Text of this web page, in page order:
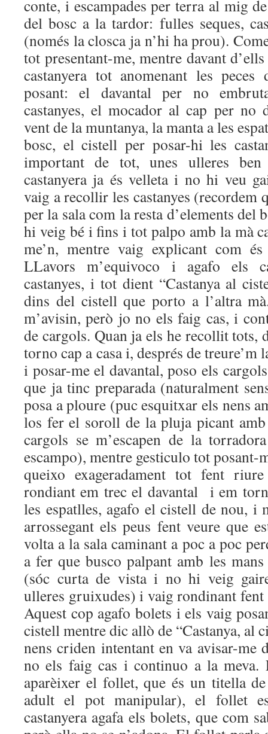
conte, i escampades per terra al mig
del bosc a la tardor: fulles seques,
(només la closca ja n’hi ha prou).
tot presentant-me, mentre davant
castanyera tot anomenant les
posant: el davantal per no
castanyes, el mocador al cap per no
vent de la muntanya, la manta a les
bosc, el cistell per posar-hi les
important de tot, unes ulleres
castanyera ja és velleta i no hi veu
vaig a recollir les castanyes (recordem
per la sala com la resta d’elements del
hi veig bé i fins i tot palpo amb la mà
me’n, mentre vaig explicant com
LLavors m’equivoco i agafo els
castanyes, i tot dient “Castanya al
dins del cistell que porto a l’altra
m’avisin, però jo no els faig cas, i
de cargols. Quan ja els he recollit tots,
torno cap a casa i, després de treure’m
i posar-me el davantal, poso els
que ja tinc preparada (naturalment
posa a ploure (puc esquitxar els nens
los fer el soroll de la pluja picant
cargols se m’escapen de la
escampo), mentre gesticulo tot posant-
queixo exageradament tot fent
rondiant em trec el davantal i em
les espatlles, agafo el cistell de nou, i
arrossegant els peus fent veure que
volta a la sala caminant a poc a poc
a fer que busco palpant amb les
(sóc curta de vista i no hi veig
ulleres gruixudes) i vaig rondinant
Aquest cop agafo bolets i els vaig
cistell mentre dic allò de “Castanya, al
nens criden intentant en va avisar-me
no els faig cas i continuo a la meva.
aparèixer el follet, que és un titella
adult el pot manipular), el follet
castanyera agafa els bolets, que com